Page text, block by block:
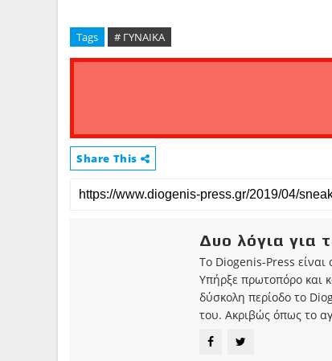
Tags # ΓΥΝΑΙΚΑ
Share This
Δυο λόγια για
Το Diogenis-Press είναι
Υπήρξε πρωτοπόρο και
δύσκολη περίοδο το
του. Ακριβώς όπως το